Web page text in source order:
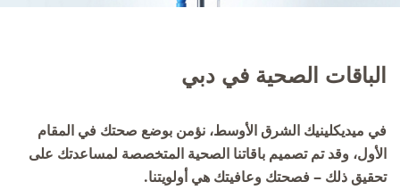
الباقات الصحية في دبي
في ميديكلينيك الشرق الأوسط، نؤمن بوضع صحتك في المقام
الأول، وقد تم تصميم باقاتنا الصحية المتخصصة لمساعدتك على
تحقيق ذلك – فصحتك وعافيتك هي أولويتنا.